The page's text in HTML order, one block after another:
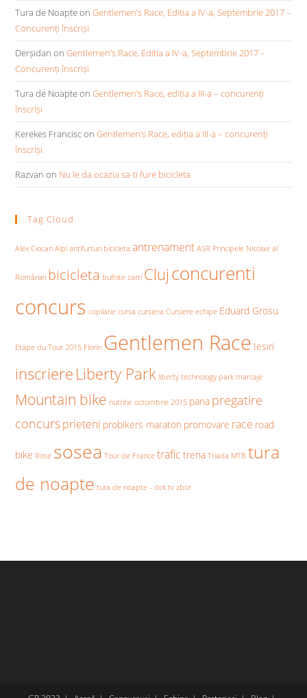
Tura de NoapteonGentlemen’s Race, Editia a IV-a, Septembrie 2017 –
Concurenți înscriși
Derșidan onGentlemen’s Race, Editia a IV-a, Septembrie 2017 –
Concurenți înscriși
Tura de NoapteonGentlemen’s Race, ediția a III-a – concurenți
înscriși
Kerekes FrancisconGentlemen’s Race, ediția a III-a – concurenți
înscriși
Razvan on Nu le da ocazia sa-ti fure bicicleta
Tag Cloud
Alex Ciocan Alpi antifurturi bicicleta antrenament ASR Principele Nicolae al
României bicicleta bufnite carti Cluj concurenti
concurs copilarie cursa cursiera Cursiere echipe Eduard Grosu
Etape du Tour 2015 Florin Gentlemen Race Iesiri
inscriere Liberty Park liberty technology park marcaje
Mountain bike nutritie octombrie 2015 pana pregatire
concursprieteni probikers maraton promovare race road
bike Rose sosea Tour de France trafic trena Triada MTB tura
de noapte tura de noapte - dck tv zbor